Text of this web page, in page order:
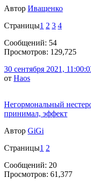
Автор Иващенко
Страницы1 2 3 4
Сообщений: 54
Просмотров: 129,725
30 сентября 2021,
от Haos
Негормональный
принимал, эффект
Автор GiGi
Страницы1 2
Сообщений: 20
Просмотров: 61,377